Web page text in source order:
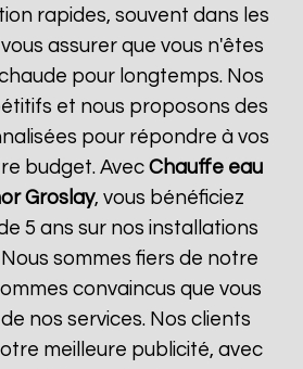
rapides, souvent dans les
assurer que vous n'êtes
pour longtemps. Nos
et nous proposons des
pour répondre à vos
budget. AvecChauffe eau
Groslay, vous bénéficiez
5 ans sur nos installations
sommes fiers de notre
convaincus que vous
nos services. Nos clients
meilleure publicité, avec